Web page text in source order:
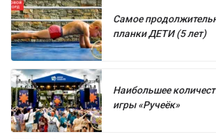
Самое
планки ДЕТИ (5 лет)
Наибольшее
игры «Ручеёк»